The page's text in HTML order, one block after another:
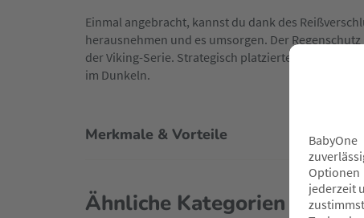
Einmal angebracht, kannst du dank des
herausnehmen und es umsorgen. Der
der Viking-Serie. Strategisch platzierte Reflexe
im Dunkeln.
Merkmale & Vorteile
Ähnliche Kategorien